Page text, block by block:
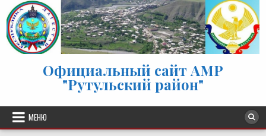
Перейти к содержимому
Официальный сайт АМР
"Рутульский район"
МЕНЮ